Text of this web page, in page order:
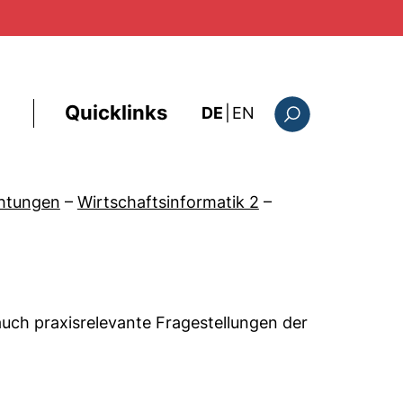
Quicklinks DE EN : the current page
– Wirtschaftsinformatik 2 –
praxisrelevante Fragestellungen der